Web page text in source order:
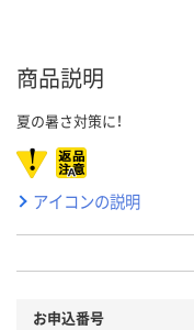
商品説明
夏の暑さ対策に！
アイコンの説明
お申込番号